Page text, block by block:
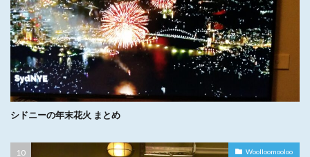
シドニーの年末花火 まとめ
Woolloomooloo